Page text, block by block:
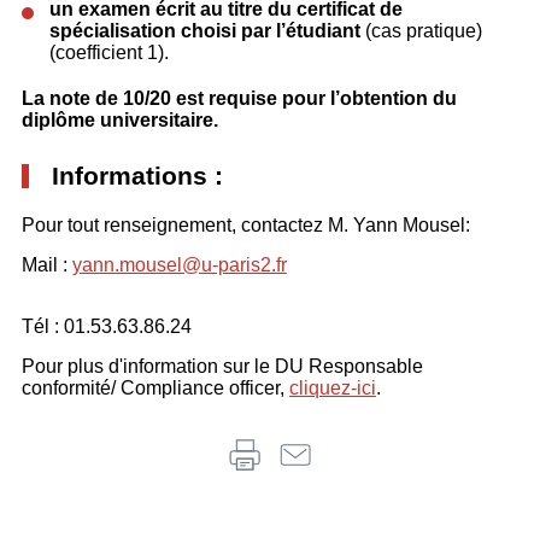
un examen écrit au titre du certificat de
spécialisation choisi par l’étudiant(cas pratique)
(coefficient 1).
La note de 10/20 est requise pour l’obtention du
diplôme universitaire.
Informations :
Pour tout renseignement, contactez M. Yann Mousel:
Mail : yann.mousel@u-paris2.fr
Tél : 01.53.63.86.24
Pour plus d'information sur le DU Responsable
conformité/ Compliance officer, cliquez-ici.